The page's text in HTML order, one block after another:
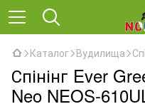
Каталог Вудилища
Спінінг Ever
Neo NEOS-